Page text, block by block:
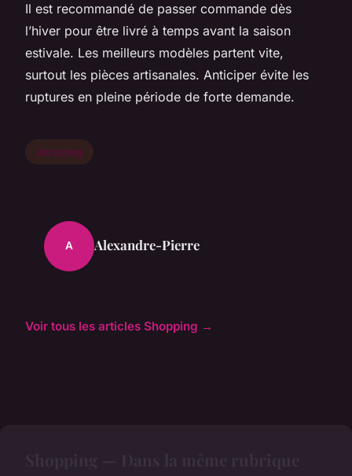
Il est recommandé de passer commande dès
l’hiver pour être livré à temps avant la saison
estivale. Les meilleurs modèles partent vite,
surtout les pièces artisanales. Anticiper évite les
ruptures en pleine période de forte demande.
shopping
A Alexandre-Pierre
Voir tous les articles Shopping →